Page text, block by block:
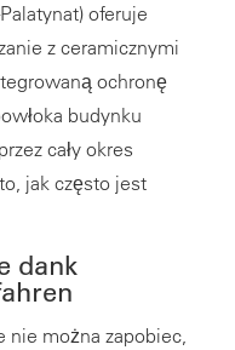
oferuje
z ceramicznymi
ochronę
budynku
cały okres
jak często jest
dank
nie można zapobiec,